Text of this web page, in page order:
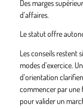
Des marges
d’affaires.
Le statut offre
Les conseils restent
modes d’exercice.
d’orientation
commencer par
pour valider un